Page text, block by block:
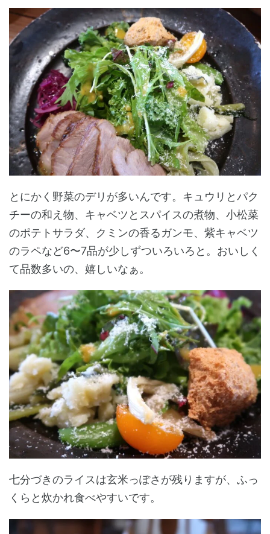
とにかく野菜のデリが多いんです。キュウリとパク
チーの和え物、キャベツとスパイスの煮物、小松菜
のポテトサラダ、クミンの香るガンモ、紫キャベツ
のラペなど6〜7品が少しずついろいろと。おいしく
て品数多いの、嬉しいなぁ。
七分づきのライスは玄米っぽさが残りますが、ふっ
くらと炊かれ食べやすいです。